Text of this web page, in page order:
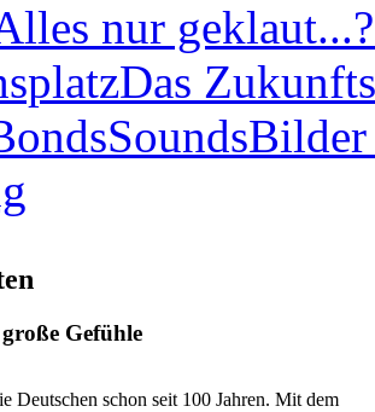
nur geklaut...?
Das
SoundsBilder
Gefühle
Deutschen schon seit 100 Jahren. Mit dem